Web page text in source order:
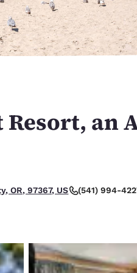
English
English
an
OR, 97367, US (541) 994-